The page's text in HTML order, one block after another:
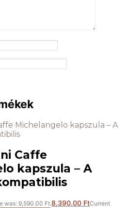
Caffe
kapszula – A
was: 9,590.00 Ft.8,390.00 FtCurrent